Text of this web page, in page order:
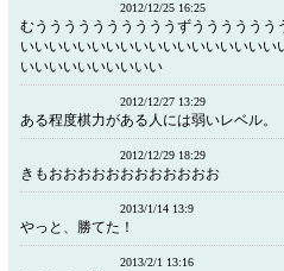
2012/12/25 16:25
むううううううううううずううううう
いいいいいいいいいいいいいいいいい
いいいいいいいいいい
2012/12/27 13:29
ある程度棋力がある人には弱いレベル。
2012/12/29 18:29
きもおおおおおおおおおおおお
2013/1/14 13:9
やっと、勝てた！
2013/2/1 13:16